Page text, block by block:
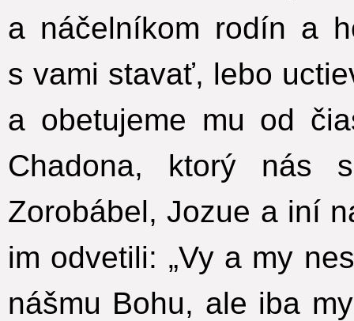
a náčelníkom rodín a
s vami stavať, lebo
a obetujeme mu od
Chadona, ktorý nás
Zorobábel, Jozue a iní
im odvetili: „Vy a my
nášmu Bohu, ale iba